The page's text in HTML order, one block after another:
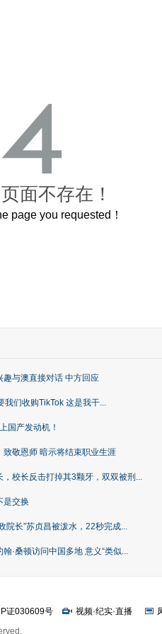
面不存在！
page you requested！
与澳直接对话 中方回应
我们收购TikTok 这是我干...
国产发动机！
敬恩师 暗示将结束职业生涯
校长反击打掉其3颗牙，双双被刑...
是交换
院长”苏贞昌被泼水，22秒完成...
·桑顿访问中国多地 意义“类似...
证030609号 视频·纪实·直播